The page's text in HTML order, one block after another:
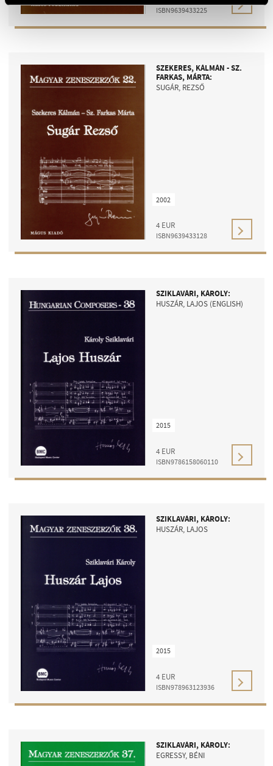
ISBN9639433225
SZEKERES, KÁLMÁN - SZ.
FARKAS, MÁRTA:
SUGÁR, REZSŐ
4 EUR
ISBN9639433128
2002
SZIKLAVÁRI, KÁROLY:
HUSZÁR, LAJOS (ENGLISH)
4 EUR
ISBN9786158060110
2015
SZIKLAVÁRI, KÁROLY:
HUSZÁR, LAJOS
4 EUR
ISBN978963123936
2015
SZIKLAVÁRI, KÁROLY:
EGRESSY, BÉNI